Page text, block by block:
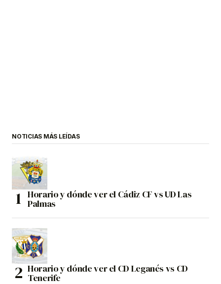
NOTICIAS MÁS LEÍDAS
Horario y dónde ver el Cádiz CF vs UD Las
Palmas
Horario y dónde ver el CD Leganés vs CD
Tenerife